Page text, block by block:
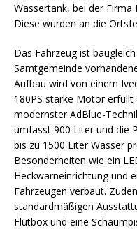
Wassertank, bei der Firma
Diese wurden an die
Das Fahrzeug ist
Samtgemeinde
Aufbau wird von einem
180PS starke Motor
modernster AdBlue-
umfasst 900 Liter und die
bis zu 1500 Liter Wasser
Besonderheiten wie ein
Heckwarneinrichtung und
Fahrzeugen verbaut.
standardmäßigen
Flutbox und eine